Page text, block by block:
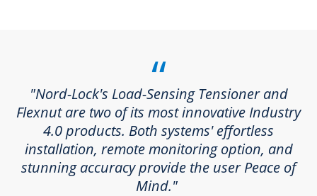
“
"Nord-Lock's Load-Sensing Tensioner and
Flexnut are two of its most innovative Industry
4.0 products. Both systems' effortless
installation, remote monitoring option, and
stunning accuracy provide the user Peace of
Mind."